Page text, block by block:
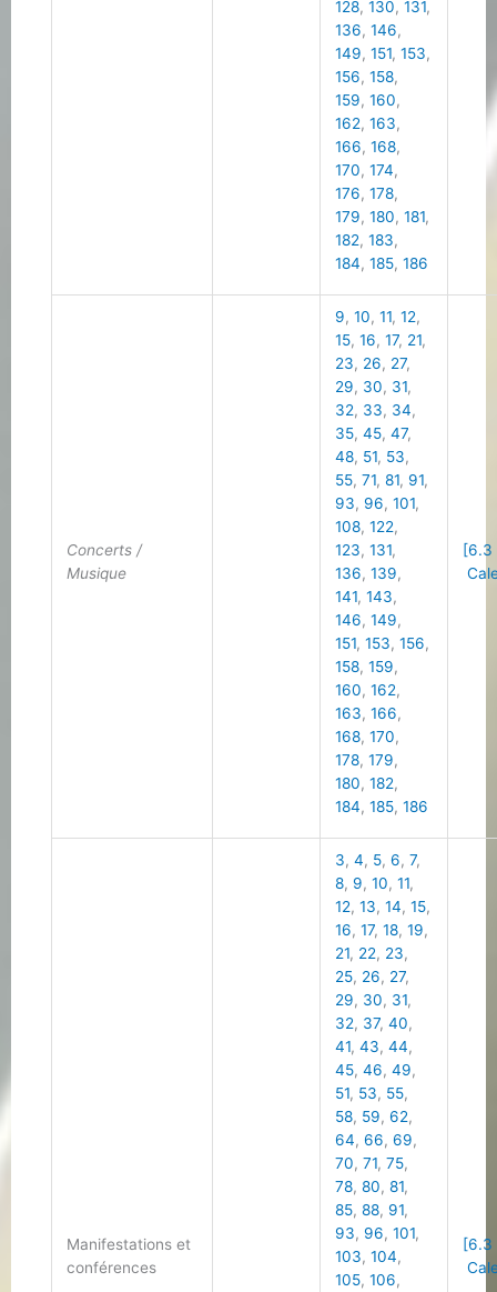
128,130,131,
136,146,
149,151,153,
156,158,
159,160,
162,163,
166,168,
170,174,
176,178,
179,180,181,
182,183,
184,185,186
Concerts /
Musique
9,10,11,12,
15,16,17, 21,
23, 26, 27,
29, 30, 31,
32, 33, 34,
35,45,47,
48, 51, 53,
55,71,81, 91,
93, 96,101,
108,122,
123,131,
136,139,
141,143,
146,149,
151,153,156,
158,159,
160,162,
163,166,
168,170,
178,179,
180,182,
184,185,186
[6.3
Manifestations et
conférences
3,4, 5,6,7,
8, 9,10,11,
12,13,14,15,
16,17,18,19,
21, 22, 23,
25, 26, 27,
29, 30, 31,
32, 37,40,
41,43,44,
45,46,49,
51, 53, 55,
58, 59,62,
64,66,69,
70,71,75,
78,80,81,
85,88, 91,
93, 96,101,
103,104,
105,106,
[6.3